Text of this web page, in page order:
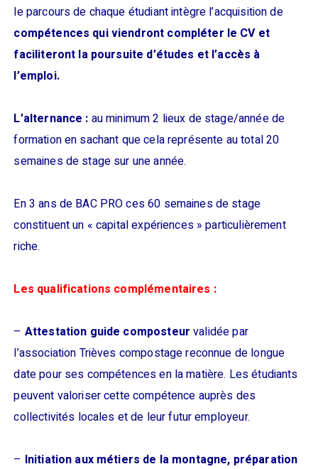
le parcours de chaque étudiant intègre l’acquisition de
compétences qui viendront compléter le CV et
faciliteront la poursuite d’études et l’accès à
l’emploi.
L’alternance : au minimum 2 lieux de stage/année de
formation en sachant que cela représente au total 20
semaines de stage sur une année.
En 3 ans de BAC PRO ces 60 semaines de stage
constituent un « capital expériences » particulièrement
riche.
Les qualifications complémentaires :
– Attestation guide composteur validée par
l’association Trièves compostage reconnue de longue
date pour ses compétences en la matière. Les étudiants
peuvent valoriser cette compétence auprès des
collectivités locales et de leur futur employeur.
– Initiation aux métiers de la montagne, préparation